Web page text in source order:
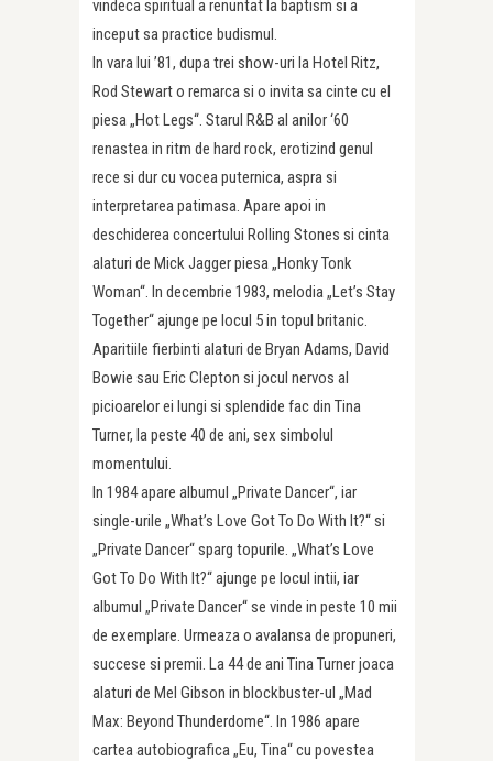
vindeca spiritual a renuntat la baptism si a
inceput sa practice budismul.
In vara lui ’81, dupa trei show-uri la Hotel Ritz,
Rod Stewart o remarca si o invita sa cinte cu el
piesa „Hot Legs“. Starul R&B al anilor ‘60
renastea in ritm de hard rock, erotizind genul
rece si dur cu vocea puternica, aspra si
interpretarea patimasa. Apare apoi in
deschiderea concertului Rolling Stones si cinta
alaturi de Mick Jagger piesa „Honky Tonk
Woman“. In decembrie 1983, melodia „Let’s Stay
Together“ ajunge pe locul 5 in topul britanic.
Aparitiile fierbinti alaturi de Bryan Adams, David
Bowie sau Eric Clepton si jocul nervos al
picioarelor ei lungi si splendide fac din Tina
Turner, la peste 40 de ani, sex simbolul
momentului.
In 1984 apare albumul „Private Dancer“, iar
single-urile „What’s Love Got To Do With It?“ si
„Private Dancer“ sparg topurile. „What’s Love
Got To Do With It?“ ajunge pe locul intii, iar
albumul „Private Dancer“ se vinde in peste 10 mii
de exemplare. Urmeaza o avalansa de propuneri,
succese si premii. La 44 de ani Tina Turner joaca
alaturi de Mel Gibson in blockbuster-ul „Mad
Max: Beyond Thunderdome“. In 1986 apare
cartea autobiografica „Eu, Tina“ cu povestea